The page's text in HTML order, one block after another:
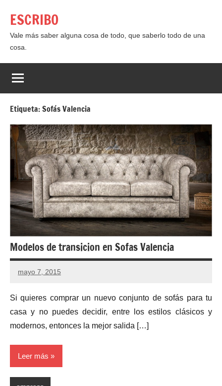
contenido
ESCRIBO
Vale más saber alguna cosa de todo, que saberlo todo de una
cosa.
Etiqueta:Sofás Valencia
Modelos de transicion en Sofas Valencia
mayo 7, 2015
No
comentarios
Si quieres comprar un nuevo conjunto de sofás para tu
casa y no puedes decidir, entre los estilos clásicos y
modernos, entonces la mejor salida […]
Leer más